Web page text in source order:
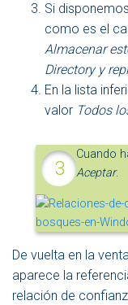
Si
como es el
Almacenar
Directory y
En la lista
valor Todos
Cuando
Aceptar.
De vuelta en la
aparece la
relación de